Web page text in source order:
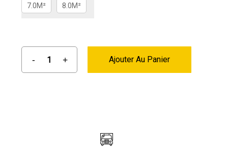
7.0M² 8.0M²
Ajouter Au Panier